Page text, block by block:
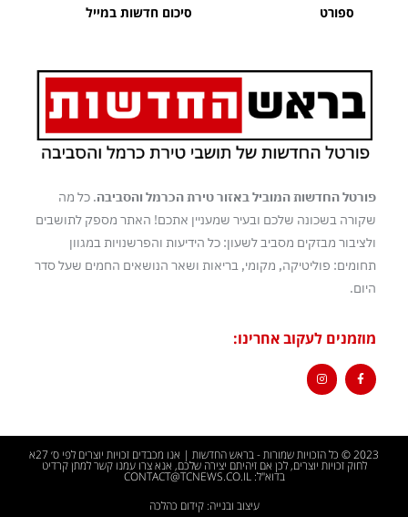
ספורט
סיכום חדשות במייל
פורטל החדשות המוביל באזור טירת הכרמל והסביבה. כל מה
שקורה בשכונה שלכם ובעיר שמעניין אתכם! האתר מספק לתושבים
ולציבור מבזקים מסביב לשעון: כל הידיעות והפרשנויות במגוון
תחומים: פוליטיקה, מקומי, בריאות ושאר הנושאים החמים שעל סדר
היום.
מוזמנים לעקוב אחרינו:
2023 © כל הזכויות שמורות - בראש החדשות | אנו מכבדים זכויות יוצרים לפי ס׳ 27א
לחוק זכויות יוצרים, לכן אם זיהיתם יצירה שלכם, אנא צרו עמנו קשר למתן קרדיט
בדוא"ל: CONTACT@TCNEWS.CO.IL
עיצוב ובנייה: קידום כהלכה